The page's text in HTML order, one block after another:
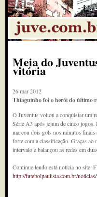
Meia do
vitória
26 mar 2012
Thiaguinho foi o herói do último
O Juventus voltou a conquistar um
Série A3 após jejum de cinco
marcou dois gols nos minutos finais
forte com a classificação. Graças
intervalo e balançou as redes em
Continue lendo está notícia no site:
http://futebolpaulista.com.br/